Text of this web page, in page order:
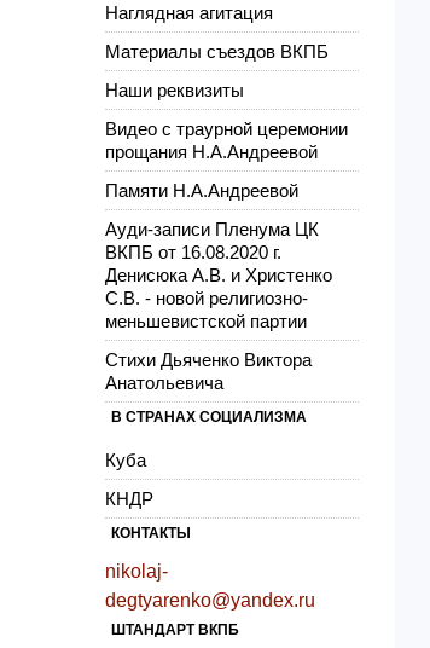
Наглядная агитация
Материалы съездов ВКПБ
Наши реквизиты
Видео с траурной церемонии
прощания Н.А.Андреевой
Памяти Н.А.Андреевой
Ауди-записи Пленума ЦК
ВКПБ от 16.08.2020 г.
Денисюка А.В. и Христенко
С.В. - новой религиозно-
меньшевистской партии
Стихи Дьяченко Виктора
Анатольевича
В СТРАНАХ СОЦИАЛИЗМА
Куба
КНДР
КОНТАКТЫ
nikolaj-
degtyarenko@yandex.ru
ШТАНДАРТ ВКПБ